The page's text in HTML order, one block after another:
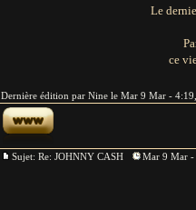
Le
ce
Dernière édition par Nine le Mar 9 Mar -
Sujet: Re: JOHNNY CASH Mar 9 Mar -